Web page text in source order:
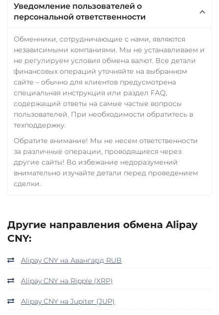
Уведомление пользователей о
персональной ответственности
Обменники, сотрудничающие с нами, являются
независимыми компаниями. Мы не устанавливаем и
не регулируем условия обмена валют. Все детали
финансовых операций уточняйте на выбранном
сайте – обычно для клиентов предусмотрена
специальная инструкция или раздел FAQ,
содержащий ответы на самые частые вопросы
пользователей. При необходимости обратитесь в
техподдержку.
Обратите внимание! Мы не несем ответственности
за различные операции, проводящиеся через
другие сайты! Во избежание недоразумений
внимательно изучайте детали перед проведением
сделки.
Другие направления обмена Alipay
CNY:
Alipay CNY на Авангард RUB
Alipay CNY на Ripple (XRP)
Alipay CNY на Jupiter (JUP)